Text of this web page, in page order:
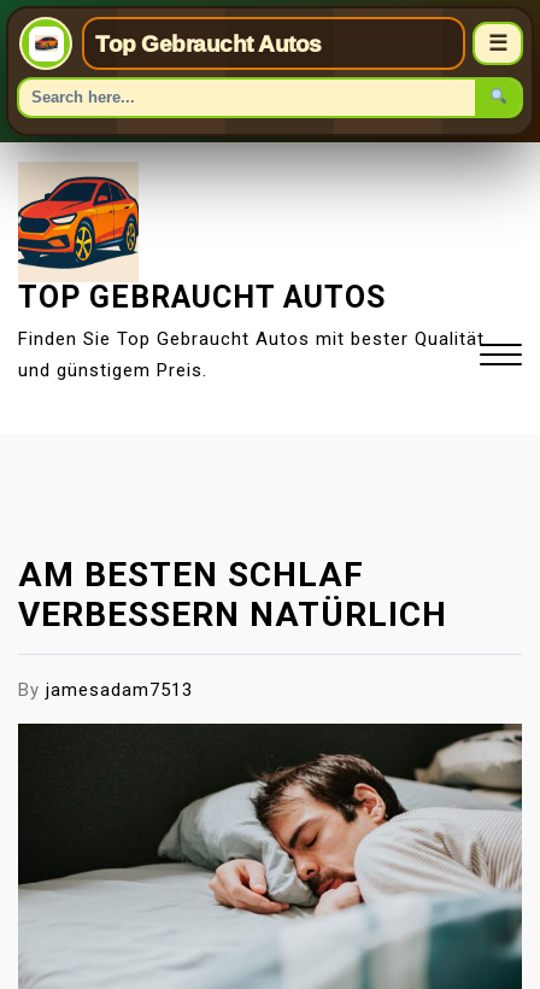
Top Gebraucht Autos ☰
TOP GEBRAUCHT AUTOS
Finden Sie Top Gebraucht Autos mit bester Qualität
und günstigem Preis.
AM BESTEN SCHLAF
VERBESSERN NATÜRLICH
By jamesadam7513